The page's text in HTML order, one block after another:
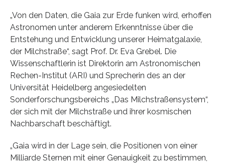
„Von den Daten, die Gaia zur Erde funken wird, erhoffen
Astronomen unter anderem Erkenntnisse über die
Entstehung und Entwicklung unserer Heimatgalaxie,
der Milchstraße“, sagt Prof. Dr. Eva Grebel. Die
Wissenschaftlerin ist Direktorin am Astronomischen
Rechen-Institut (ARI) und Sprecherin des an der
Universität Heidelberg angesiedelten
Sonderforschungsbereichs „Das Milchstraßensystem“,
der sich mit der Milchstraße und ihrer kosmischen
Nachbarschaft beschäftigt.
„Gaia wird in der Lage sein, die Positionen von einer
Milliarde Sternen mit einer Genauigkeit zu bestimmen,